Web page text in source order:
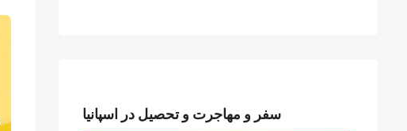
سفر و مهاجرت و تحصیل در اسپانیا